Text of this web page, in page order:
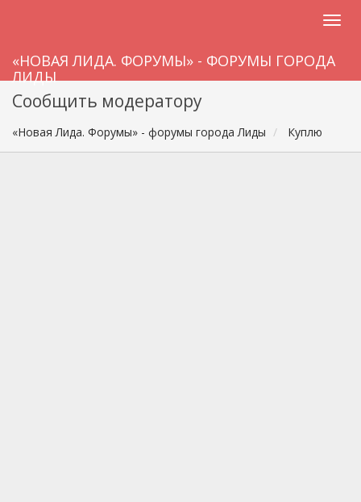
«НОВАЯ ЛИДА. ФОРУМЫ» - ФОРУМЫ ГОРОДА
ЛИДЫ
Сообщить модератору
«Новая Лида. Форумы» - форумы города Лиды Куплю